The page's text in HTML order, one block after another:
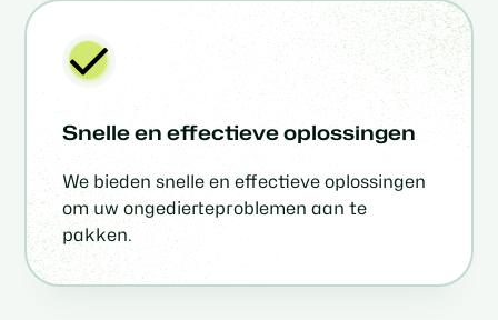
Snelle en effectieve oplossingen
We bieden snelle en effectieve oplossingen
om uw ongedierteproblemen aan te
pakken.